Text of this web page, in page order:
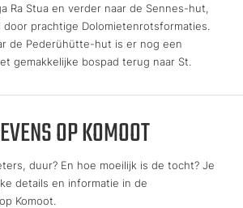
Ra Stua en verder naar de Sennes-hut,
prachtige Dolomietenrotsformaties.
de Pederühütte-hut is er nog een
gemakkelijke bospad terug naar St.
OP KOMOOT
duur? En hoe moeilijk is de tocht? Je
details en informatie in de
Komoot.